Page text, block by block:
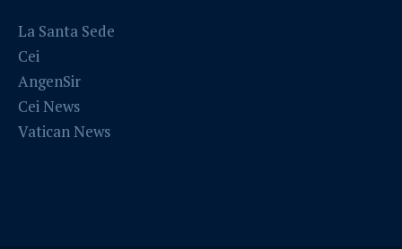
La Santa Sede
Cei
AngenSir
Cei News
Vatican News